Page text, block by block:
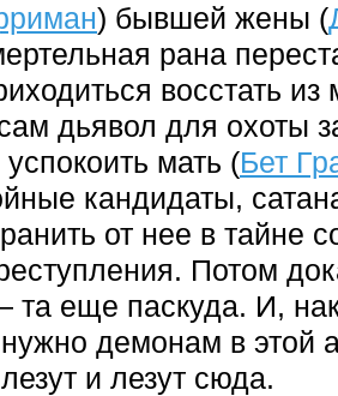
) бывшей жены (
рана
восстать
дьявол для охоты
мать (Бет
кандидаты,
от нее в тайне
Потом
еще паскуда. И,
демонам в этой
и лезут сюда.